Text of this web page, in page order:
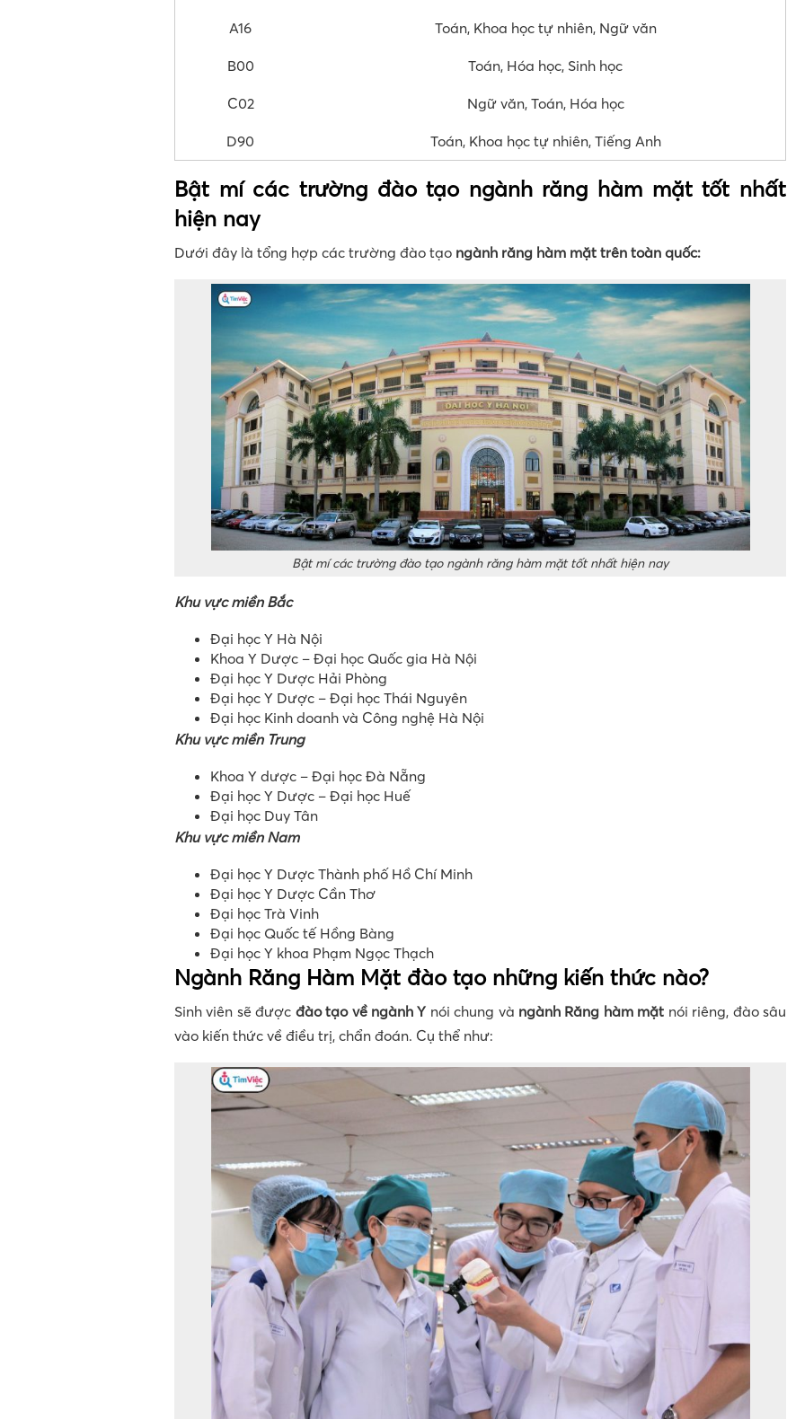
A16 Toán, Khoa học tự nhiên, Ngữ văn
B00 Toán, Hóa học, Sinh học
C02 Ngữ văn, Toán, Hóa học
D90 Toán, Khoa học tự nhiên, Tiếng Anh
Bật mí các trường đào tạo ngành răng hàm mặt tốt nhất
hiện nay
Dưới đây là tổng hợp các trường đào tạo ngành răng hàm mặt trên toàn quốc:
Bật mí các trường đào tạo ngành răng hàm mặt tốt nhất hiện nay
Khu vực miền Bắc
Đại học Y Hà Nội
Khoa Y Dược – Đại học Quốc gia Hà Nội
Đại học Y Dược Hải Phòng
Đại học Y Dược – Đại học Thái Nguyên
Đại học Kinh doanh và Công nghệ Hà Nội
Khu vực miền Trung
Khoa Y dược – Đại học Đà Nẵng
Đại học Y Dược – Đại học Huế
Đại học Duy Tân
Khu vực miền Nam
Đại học Y Dược Thành phố Hồ Chí Minh
Đại học Y Dược Cần Thơ
Đại học Trà Vinh
Đại học Quốc tế Hồng Bàng
Đại học Y khoa Phạm Ngọc Thạch
Ngành Răng Hàm Mặt đào tạo những kiến thức nào?
Sinh viên sẽ được đào tạo về ngành Y nói chung và ngành Răng hàm mặt nói riêng, đào sâu
vào kiến thức về điều trị, chẩn đoán. Cụ thể như: